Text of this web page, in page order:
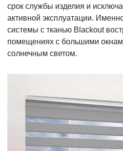
срок службы изделия и
активной эксплуатации.
системы с тканью Blackout
помещениях с большими
солнечным светом.